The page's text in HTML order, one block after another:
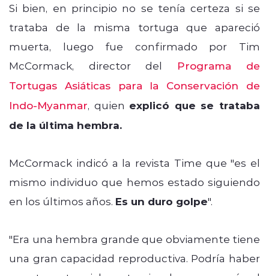
Si bien, en principio no se tenía certeza si se
trataba de la misma tortuga que apareció
muerta, luego fue confirmado por Tim
McCormack, director del
Programa de
Tortugas Asiáticas para la Conservación de
Indo-Myanmar, quien explicó que se trataba
de la última hembra.
McCormack indicó a la revista Time que "es el
mismo individuo que hemos estado siguiendo
en los últimos años. Es un duro golpe".
"Era una hembra grande que obviamente tiene
una gran capacidad reproductiva. Podría haber